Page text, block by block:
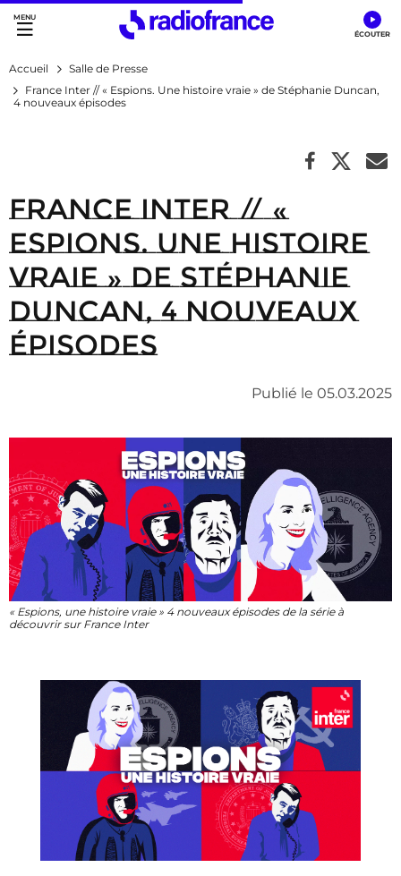
Accès direct :
Menu principal
Contenu
Accueil
Salle de Presse
France Inter // « Espions. Une histoire vraie » de Stéphanie Duncan,
4 nouveaux épisodes
France Inter // «
Espions. Une histoire
vraie » de Stéphanie
Duncan, 4 nouveaux
épisodes
Publié le 05.03.2025
« Espions, une histoire vraie » 4 nouveaux épisodes de la série à
découvrir sur France Inter